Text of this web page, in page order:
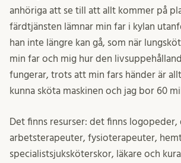
anhöriga att se till att allt kommer på
färdtjänsten lämnar min far i kylan
han inte längre kan gå, som när
min far och mig hur den
fungerar, trots att min fars händer är
kunna sköta maskinen och jag bor 60
Det finns resurser: det finns logopeder,
arbetsterapeuter, fysioterapeuter,
specialistsjuksköterskor, läkare och